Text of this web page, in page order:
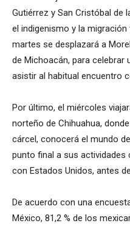
Gutiérrez y San Cristóbal de
el indigenismo y la
martes se desplazará a
de Michoacán, para celebrar
asistir al habitual encuentro
Por último, el miércoles
norteño de Chihuahua,
cárcel, conocerá el mundo
punto final a sus
con Estados Unidos, antes
De acuerdo con una
México, 81,2 % de los